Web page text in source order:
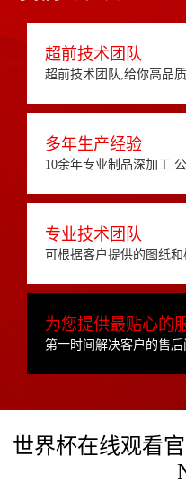
超前技术团队
超前技术团队,给你高品
多年生产经验
10余年专业制品深加工
专业技术团队
可根据客户提供的图纸
为您提供最贴心的
第一时间解决客户的售
世界杯在线观看